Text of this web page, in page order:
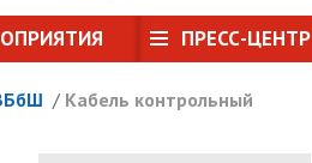
ПРЕСС-ЦЕНТР
/ Кабель контрольный